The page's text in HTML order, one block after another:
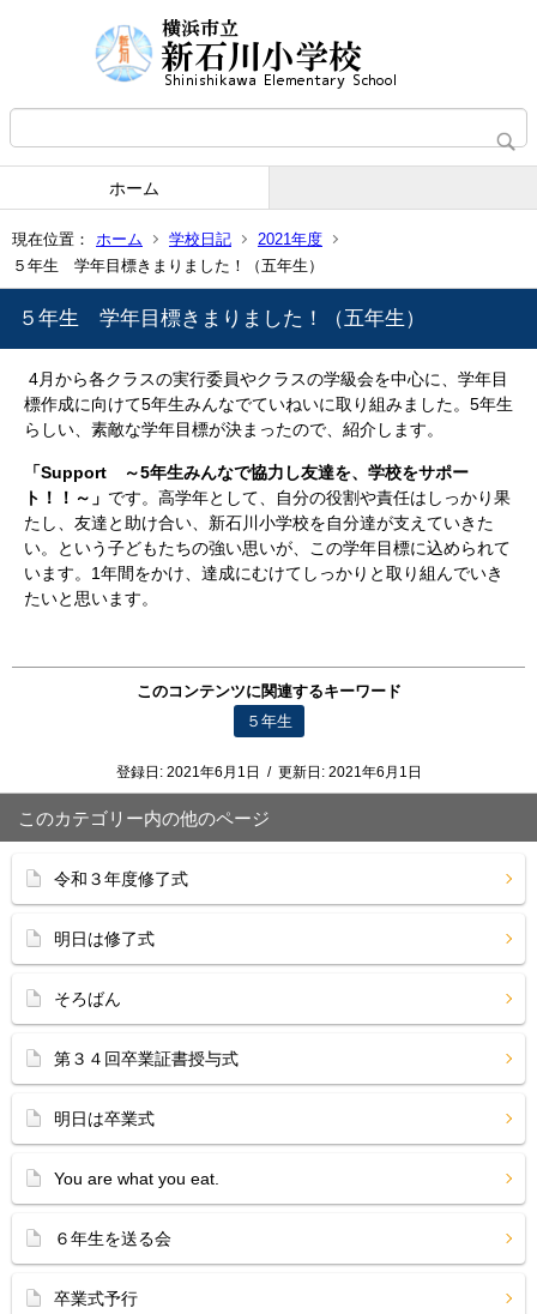
ホーム
現在位置： ホーム 学校日記
2021年度
５年生 学年目標きまりました！（五年生）
５年生 学年目標きまりました！（五年生）
4月から各クラスの実行委員やクラスの学級会を中心に、学年目
標作成に向けて5年生みんなでていねいに取り組みました。5年生
らしい、素敵な学年目標が決まったので、紹介します。
「Support ～5年生みんなで協力し友達を、学校をサポー
ト！！～」 です。高学年として、自分の役割や責任はしっかり果
たし、友達と助け合い、新石川小学校を自分達が支えていきた
い。という子どもたちの強い思いが、この学年目標に込められて
います。1年間をかけ、達成にむけてしっかりと取り組んでいき
たいと思います。
このコンテンツに関連するキーワード
５年生
登録日: 2021年6月1日 / 更新日: 2021年6月1日
このカテゴリー内の他のページ
令和３年度修了式
明日は修了式
そろばん
第３４回卒業証書授与式
明日は卒業式
You are what you eat.
６年生を送る会
卒業式予行